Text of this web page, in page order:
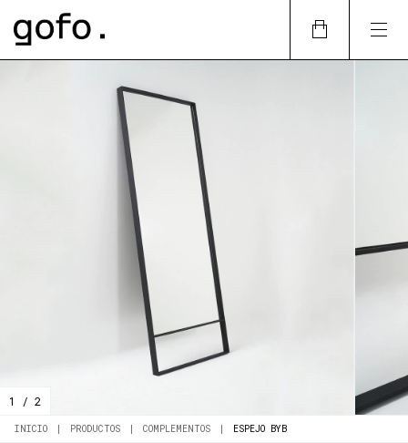
1 / 2
INICIO | PRODUCTOS | COMPLEMENTOS | ESPEJO BYB